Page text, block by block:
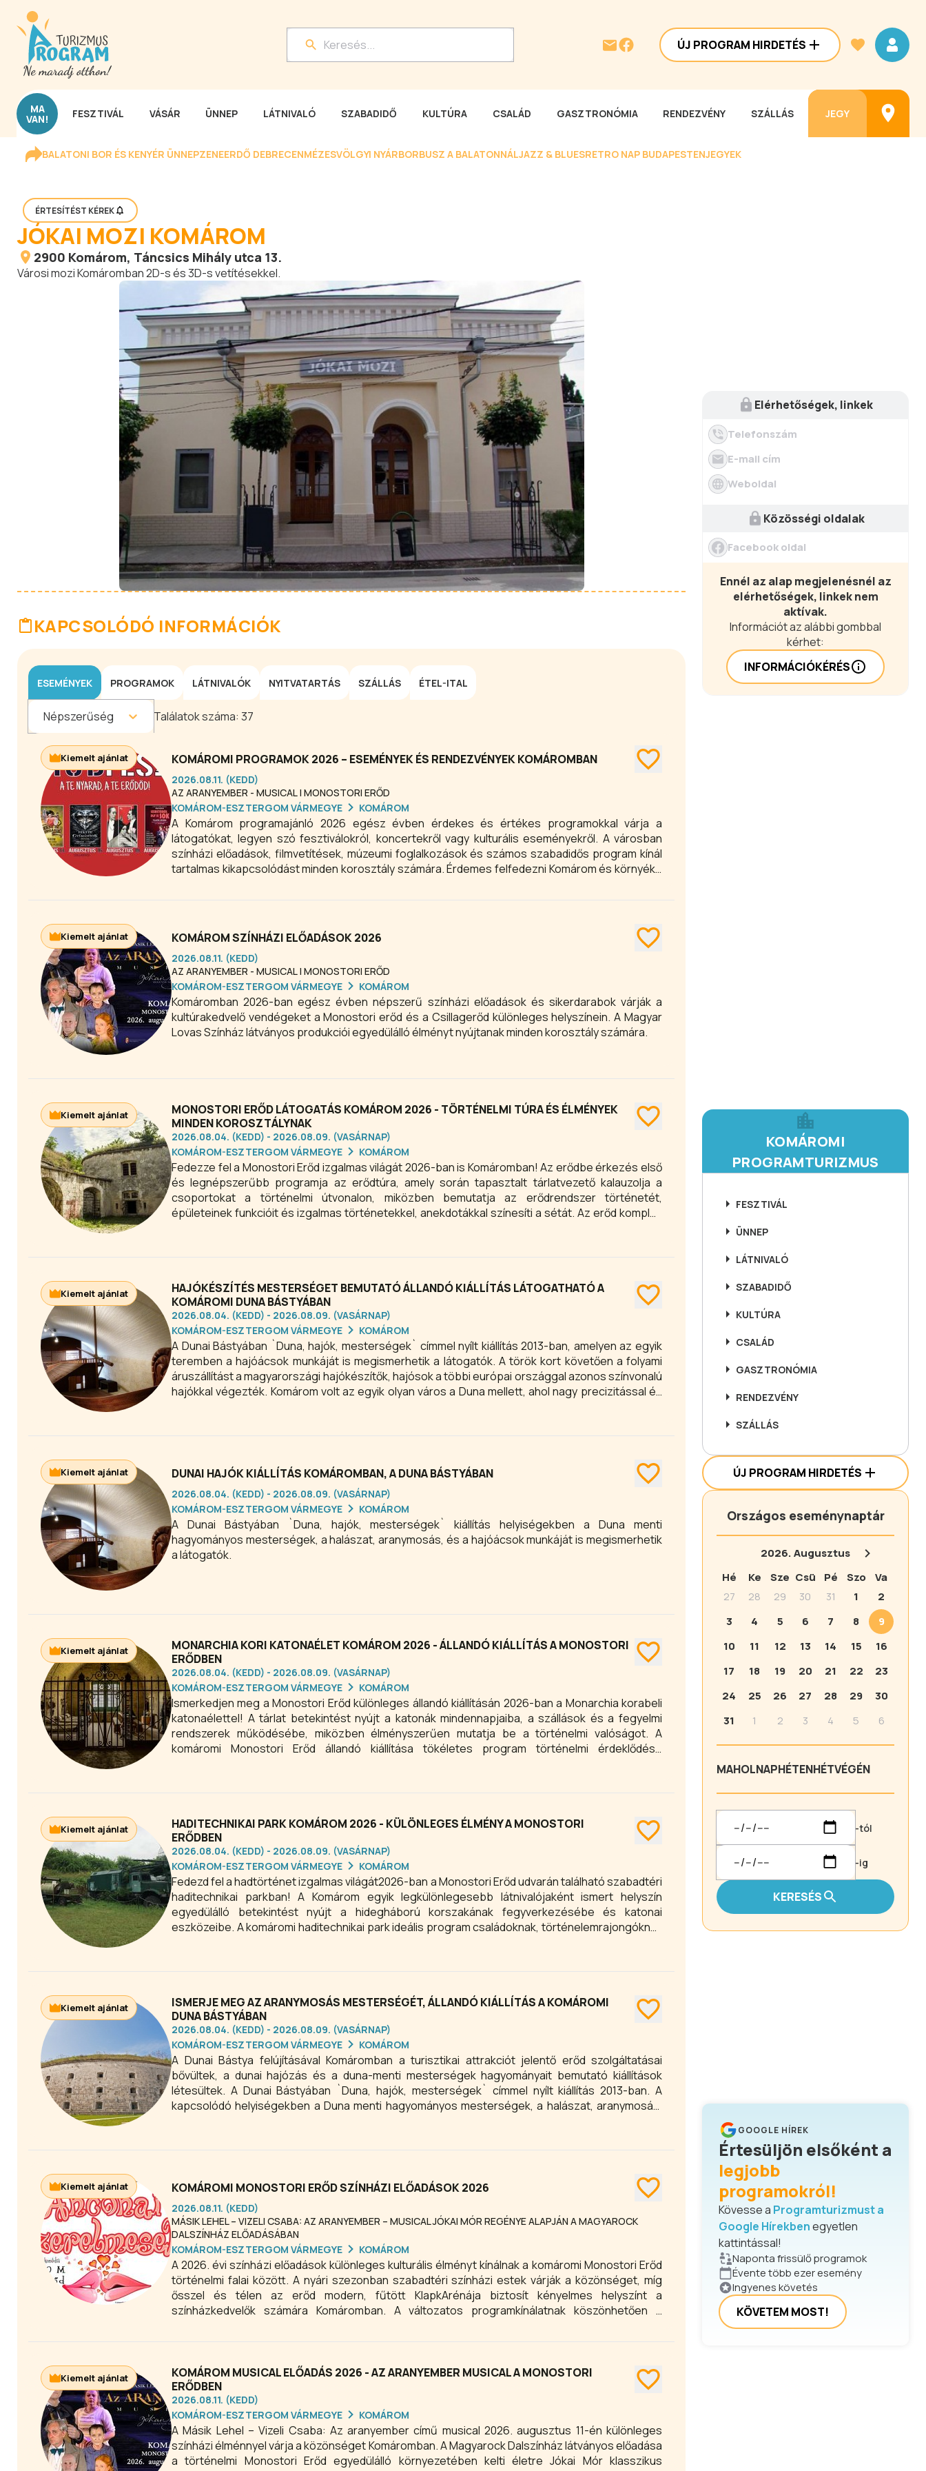
ÚJ PROGRAM HIRDETÉS
MA
VAN! FESZTIVÁL VÁSÁR ÜNNEP LÁTNIVALÓ SZABADIDŐ KULTÚRA CSALÁD GASZTRONÓMIA RENDEZVÉNY SZÁLLÁS JEGY
BALATONI BOR ÉS KENYÉR ÜNNEPZENEERDŐ DEBRECENMÉZESVÖLGYI NYÁRBORBUSZ A BALATONNÁLJAZZ & BLUESRETRO NAP BUDAPESTENJEGYEK
ÉRTESÍTÉST KÉREK
JÓKAI MOZI KOMÁROM
2900 Komárom, Táncsics Mihály utca 13.
Városi mozi Komáromban 2D-s és 3D-s vetítésekkel.
KAPCSOLÓDÓ INFORMÁCIÓK
ESEMÉNYEK PROGRAMOK LÁTNIVALÓK NYITVATARTÁS SZÁLLÁS ÉTEL-ITAL
Népszerűség Találatok száma: 37
KOMÁROMI PROGRAMOK 2026 – ESEMÉNYEK ÉS RENDEZVÉNYEK KOMÁROMBAN
2026.08.11. (KEDD)
AZ ARANYEMBER - MUSICAL | MONOSTORI ERŐD
KOMÁROM-ESZTERGOM VÁRMEGYE
KOMÁROM
A Komárom programajánló 2026 egész évben érdekes és értékes programokkal várja a
látogatókat, legyen szó fesztiválokról, koncertekről vagy kulturális eseményekről. A városban
színházi előadások, filmvetítések, múzeumi foglalkozások és számos szabadidős program kínál
tartalmas kikapcsolódást minden korosztály számára. Érdemes felfedezni Komárom és környéke
Gyógyfürdő fürdőbe, ahol egész évben várják a pihenni és élményeket kereső vendégeket.
Kiemelt ajánlat
KOMÁROM SZÍNHÁZI ELŐADÁSOK 2026
2026.08.11. (KEDD)
AZ ARANYEMBER - MUSICAL | MONOSTORI ERŐD
KOMÁROM-ESZTERGOM VÁRMEGYE
KOMÁROM
Komáromban 2026-ban egész évben népszerű színházi előadások és sikerdarabok várják a
kultúrakedvelő vendégeket a Monostori erőd és a Csillagerőd különleges helyszínein. A Magyar
Lovas Színház látványos produkciói egyedülálló élményt nyújtanak minden korosztály számára.
Kiemelt ajánlat
MONOSTORI ERŐD LÁTOGATÁS KOMÁROM 2026 - TÖRTÉNELMI TÚRA ÉS ÉLMÉNYEK
MINDEN KOROSZTÁLYNAK
2026.08.04. (KEDD) - 2026.08.09. (VASÁRNAP)
KOMÁROM-ESZTERGOM VÁRMEGYE
KOMÁROM
Fedezze fel a Monostori Erőd izgalmas világát 2026-ban is Komáromban! Az erődbe érkezés első
és legnépszerűbb programja az erődtúra, amely során tapasztalt tárlatvezető kalauzolja a
csoportokat a történelmi útvonalon, miközben bemutatja az erődrendszer történetét,
épületeinek funkcióit és izgalmas történetekkel, anekdotákkal színesíti a sétát. Az erőd komplex
Kiemelt ajánlat
HAJÓKÉSZÍTÉS MESTERSÉGET BEMUTATÓ ÁLLANDÓ KIÁLLÍTÁS LÁTOGATHATÓ A
KOMÁROMI DUNA BÁSTYÁBAN
2026.08.04. (KEDD) - 2026.08.09. (VASÁRNAP)
KOMÁROM-ESZTERGOM VÁRMEGYE
KOMÁROM
A Dunai Bástyában `Duna, hajók, mesterségek` címmel nyílt kiállítás 2013-ban, amelyen az egyik
teremben a hajóácsok munkáját is megismerhetik a látogatók. A török kort követően a folyami
áruszállítást a magyarországi hajókészítők, hajósok a többi európai országgal azonos színvonalú
hajókkal végezték. Komárom volt az egyik olyan város a Duna mellett, ahol nagy precizitással és
Kiemelt ajánlat
DUNAI HAJÓK KIÁLLÍTÁS KOMÁROMBAN, A DUNA BÁSTYÁBAN
2026.08.04. (KEDD) - 2026.08.09. (VASÁRNAP)
KOMÁROM-ESZTERGOM VÁRMEGYE
KOMÁROM
A Dunai Bástyában `Duna, hajók, mesterségek` kiállítás helyiségekben a Duna menti
hagyományos mesterségek, a halászat, aranymosás, és a hajóácsok munkáját is megismerhetik
a látogatók.
Kiemelt ajánlat
MONARCHIA KORI KATONAÉLET KOMÁROM 2026 - ÁLLANDÓ KIÁLLÍTÁS A MONOSTORI
ERŐDBEN
2026.08.04. (KEDD) - 2026.08.09. (VASÁRNAP)
KOMÁROM-ESZTERGOM VÁRMEGYE
KOMÁROM
Ismerkedjen meg a Monostori Erőd különleges állandó kiállításán 2026-ban a Monarchia korabeli
katonaélettel! A tárlat betekintést nyújt a katonák mindennapjaiba, a szállások és a fegyelmi
rendszerek működésébe, miközben élményszerűen mutatja be a történelmi valóságot. A
komáromi Monostori Erőd állandó kiállítása tökéletes program történelmi érdeklődésű
Kiemelt ajánlat
HADITECHNIKAI PARK KOMÁROM 2026 - KÜLÖNLEGES ÉLMÉNY A MONOSTORI
ERŐDBEN
2026.08.04. (KEDD) - 2026.08.09. (VASÁRNAP)
KOMÁROM-ESZTERGOM VÁRMEGYE
KOMÁROM
Fedezd fel a hadtörténet izgalmas világát2026-ban a Monostori Erőd udvarán található szabadtéri
haditechnikai parkban! A Komárom egyik legkülönlegesebb látnivalójaként ismert helyszín
egyedülálló betekintést nyújt a hidegháború korszakának fegyverkezésébe és katonai
eszközeibe. A komáromi haditechnikai park ideális program családoknak, történelemrajongóknak
Kiemelt ajánlat
ISMERJE MEG AZ ARANYMOSÁS MESTERSÉGÉT, ÁLLANDÓ KIÁLLÍTÁS A KOMÁROMI
DUNA BÁSTYÁBAN
2026.08.04. (KEDD) - 2026.08.09. (VASÁRNAP)
KOMÁROM-ESZTERGOM VÁRMEGYE
KOMÁROM
A Dunai Bástya felújításával Komáromban a turisztikai attrakciót jelentő erőd szolgáltatásai
bővültek, a dunai hajózás és a duna-menti mesterségek hagyományait bemutató kiállítások
létesültek. A Dunai Bástyában `Duna, hajók, mesterségek` címmel nyílt kiállítás 2013-ban. A
kapcsolódó helyiségekben a Duna menti hagyományos mesterségek, a halászat, aranymosás,
Kiemelt ajánlat
KOMÁROMI MONOSTORI ERŐD SZÍNHÁZI ELŐADÁSOK 2026
2026.08.11. (KEDD)
MÁSIK LEHEL – VIZELI CSABA: AZ ARANYEMBER – MUSICAL JÓKAI MÓR REGÉNYE ALAPJÁN A MAGYAROCK
DALSZÍNHÁZ ELŐADÁSÁBAN
KOMÁROM-ESZTERGOM VÁRMEGYE
KOMÁROM
A 2026. évi színházi előadások különleges kulturális élményt kínálnak a komáromi Monostori Erőd
történelmi falai között. A nyári szezonban szabadtéri színházi estek várják a közönséget, míg
ősszel és télen az erőd modern, fűtött KlapkArénája biztosít kényelmes helyszínt a
színházkedvelők számára Komáromban. A változatos programkínálatnak köszönhetően a
Kiemelt ajánlat
KOMÁROM MUSICAL ELŐADÁS 2026 - AZ ARANYEMBER MUSICAL A MONOSTORI
ERŐDBEN
2026.08.11. (KEDD)
KOMÁROM-ESZTERGOM VÁRMEGYE
KOMÁROM
A Másik Lehel – Vizeli Csaba: Az aranyember című musical 2026. augusztus 11-én különleges
színházi élménnyel várja a közönséget Komáromban. A Magyarock Dalszínház látványos előadása
a történelmi Monostori Erőd egyedülálló környezetében kelti életre Jókai Mór klasszikus
Kiemelt ajánlat
Elérhetőségek, linkek
Telefonszám
E-mail cím
Weboldal
Közösségi oldalak
Facebook oldal
Ennél az alap megjelenésnél az
elérhetőségek, linkek nem
aktívak.
Információt az alábbi gombbal
kérhet:
INFORMÁCIÓKÉRÉS
KOMÁROMI
PROGRAMTURIZMUS
FESZTIVÁL
ÜNNEP
LÁTNIVALÓ
SZABADIDŐ
KULTÚRA
CSALÁD
GASZTRONÓMIA
RENDEZVÉNY
SZÁLLÁS
ÚJ PROGRAM HIRDETÉS
Országos eseménynaptár
2026.Augusztus
Hé
Ke Sze Csü Pé Szo
Va
27
28 29 30 31 1
2
3
4 5 6 7 8
9
10
11 12 13 14 15
16
17
18 19 20 21 22
23
24
25 26 27 28 29
30
31
1 2 3 4 5 6
MAHOLNAPHÉTENHÉTVÉGÉN
-tól
-ig
KERESÉS
GOOGLE HÍREK
Értesüljön elsőként a
legjobb
programokról!
Kövesse a Programturizmust a
Google Hírekbenegyetlen
kattintással!
Naponta frissülő programok
Évente több ezer esemény
Ingyenes követés
KÖVETEM MOST!